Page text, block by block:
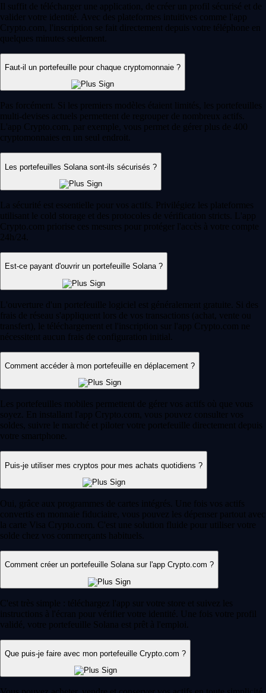
Il suffit de télécharger une application, de créer un profil sécurisé et de
valider votre identité. Avec des plateformes intuitives comme l'app
Crypto.com, l'inscription se fait directement depuis votre téléphone en
quelques minutes seulement.
Faut-il un portefeuille pour chaque cryptomonnaie ?
Pas forcément. Si les premiers modèles étaient limités, les portefeuilles
multi-devises actuels permettent de regrouper de nombreux actifs.
L'app Crypto.com, par exemple, vous permet de gérer plus de 400
cryptomonnaies en un seul endroit.
Les portefeuilles Solana sont-ils sécurisés ?
La sécurité est essentielle pour vos actifs. Privilégiez les plateformes
utilisant le cold storage et des protocoles de vérification stricts. L'app
Crypto.com priorise ces mesures pour protéger l'accès à votre compte
24h/24.
Est-ce payant d'ouvrir un portefeuille Solana ?
L'ouverture d'un portefeuille logiciel est généralement gratuite. Si des
frais de réseau s'appliquent lors de vos transactions (achat, vente ou
transfert), le téléchargement et l'inscription sur l'app Crypto.com ne
nécessitent aucun frais de configuration initial.
Comment accéder à mon portefeuille en déplacement ?
Les portefeuilles mobiles permettent de gérer vos actifs où que vous
soyez. En installant l'app Crypto.com, vous pouvez consulter vos
soldes, suivre le marché et piloter votre portefeuille directement depuis
votre smartphone.
Puis-je utiliser mes cryptos pour mes achats quotidiens ?
Oui, grâce aux programmes de cartes intégrés. Une fois vos actifs
convertis en monnaie fiduciaire, vous pouvez les dépenser partout avec
la carte Visa Crypto.com. C'est une solution fluide pour utiliser votre
solde chez vos commerçants habituels.
Comment créer un portefeuille Solana sur l'app Crypto.com ?
C'est très simple : téléchargez l'app sur votre store et suivez les
instructions à l'écran pour vérifier votre identité. Une fois votre profil
validé, votre portefeuille Solana est prêt à l'emploi.
Que puis-je faire avec mon portefeuille Crypto.com ?